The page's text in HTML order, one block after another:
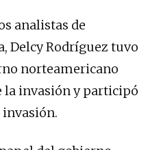
analistas de
Delcy Rodríguez tuvo
norteamericano
la invasión y participó